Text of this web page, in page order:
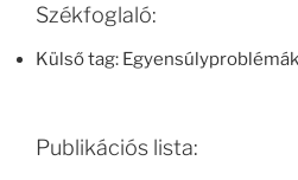
Székfoglaló:
Külső tag: Egyensúlyproblémák
Publikációs lista: